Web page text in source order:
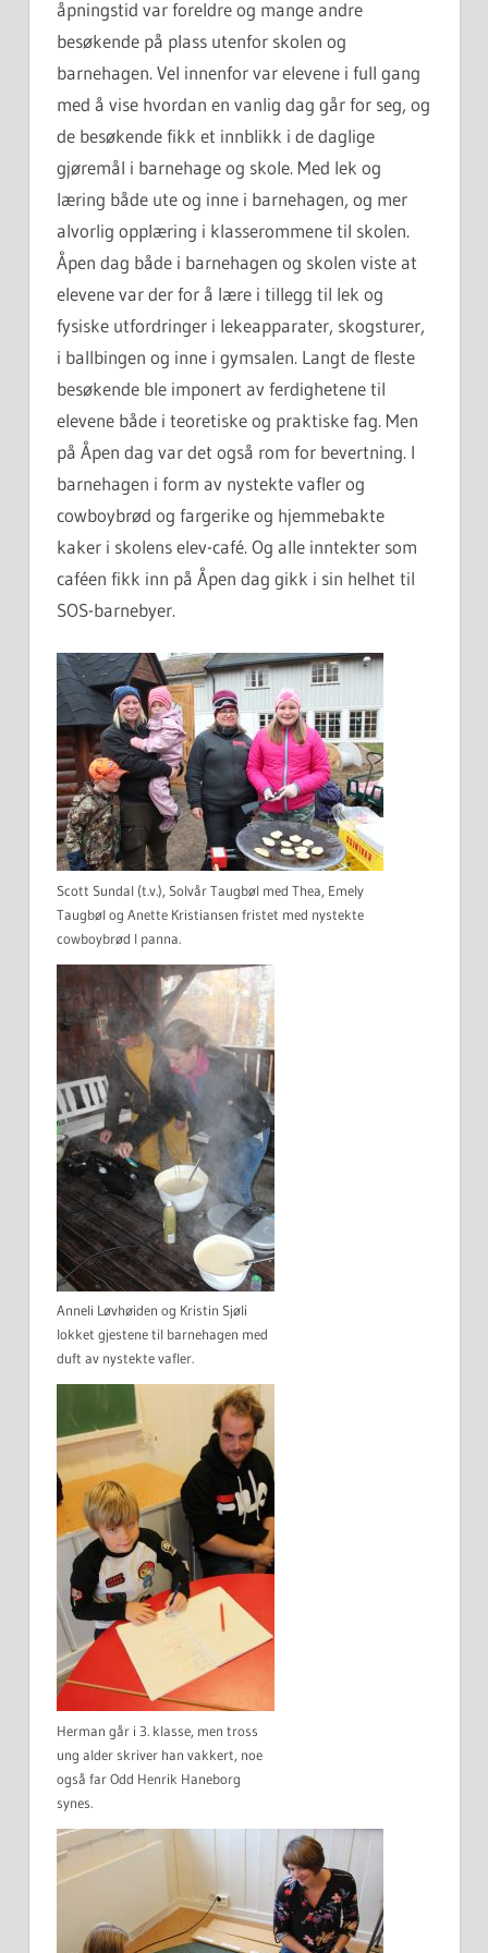
åpningstid var foreldre og mange andre
besøkende på plass utenfor skolen og
barnehagen. Vel innenfor var elevene i full gang
med å vise hvordan en vanlig dag går for seg, og
de besøkende fikk et innblikk i de daglige
gjøremål i barnehage og skole. Med lek og
læring både ute og inne i barnehagen, og mer
alvorlig opplæring i klasserommene til skolen.
Åpen dag både i barnehagen og skolen viste at
elevene var der for å lære i tillegg til lek og
fysiske utfordringer i lekeapparater, skogsturer,
i ballbingen og inne i gymsalen. Langt de fleste
besøkende ble imponert av ferdighetene til
elevene både i teoretiske og praktiske fag. Men
på Åpen dag var det også rom for bevertning. I
barnehagen i form av nystekte vafler og
cowboybrød og fargerike og hjemmebakte
kaker i skolens elev-café. Og alle inntekter som
caféen fikk inn på Åpen dag gikk i sin helhet til
SOS-barnebyer.
Scott Sundal (t.v.), Solvår Taugbøl med Thea, Emely
Taugbøl og Anette Kristiansen fristet med nystekte
cowboybrød I panna.
Anneli Løvhøiden og Kristin Sjøli
lokket gjestene til barnehagen med
duft av nystekte vafler.
Herman går i 3. klasse, men tross
ung alder skriver han vakkert, noe
også far Odd Henrik Haneborg
synes.